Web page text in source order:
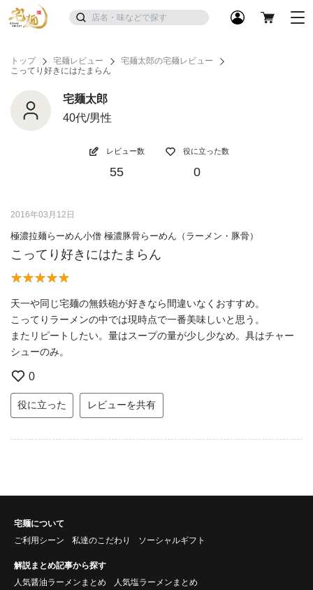
トップ 宅麺レビュー
宅麺太郎の宅麺レビュー
こってり好きにはたまらん
宅麺太郎
40代/男性
レビュー数
55
役に立った数
0
2016年03月12日
極濃拉麺らーめん小僧 極濃豚骨らーめん（ラーメン・豚骨）
こってり好きにはたまらん
天一や同じ宅麺の無鉄砲が好きなら間違いなくおすすめ。
こってりラーメンの中では現時点で一番美味しいと思う。
またリピートしたい。量はスープの量が少し少なめ。具はチャー
シューのみ。
0
役に立った レビューを共有
宅麺について
ご利用シーン
私達のこだわり ソーシャルギフト
解説まとめ記事から探す
人気醤油ラーメンまとめ
人気塩ラーメンまとめ